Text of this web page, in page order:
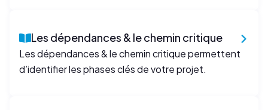
Les dépendances & le chemin critique
Les dépendances & le chemin critique permettent
d’identifier les phases clés de votre projet.